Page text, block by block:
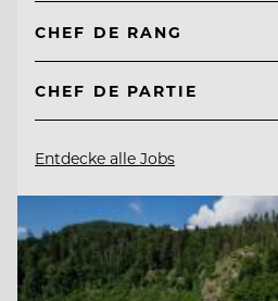
CHEF DE RANG
CHEF DE PARTIE
Entdecke alle Jobs